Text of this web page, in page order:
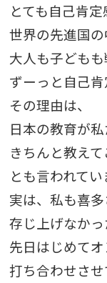
とても自己肯定
世界の先進国の
大人も子ども
ずーっと自己肯
その理由は、
日本の教育が
きちんと教えて
とも言われてい
実は、私も喜
存じ上げなかっ
先日はじめて
打ち合わせさせ